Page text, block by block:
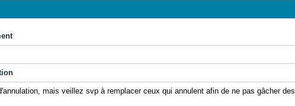
mais veillez svp à remplacer ceux qui annulent afin de ne pas gâcher des